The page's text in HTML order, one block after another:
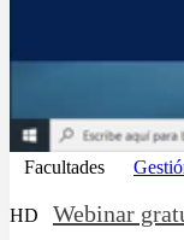
Facultades
HD Webinar